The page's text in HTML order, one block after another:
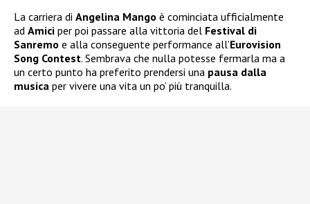
La carriera di Angelina Mango è cominciata ufficialmente
ad Amici per poi passare alla vittoria del Festival di
Sanremo e alla conseguente performance all’Eurovision
Song Contest. Sembrava che nulla potesse fermarla ma a
un certo punto ha preferito prendersi una pausa dalla
musica per vivere una vita un po’ più tranquilla.